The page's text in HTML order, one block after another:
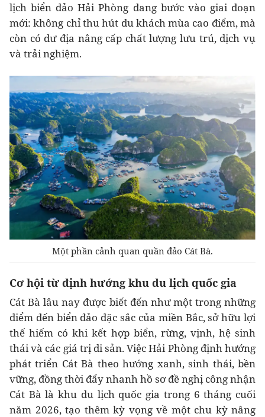
lịch biển đảo Hải Phòng đang bước vào giai đoạn
mới: không chỉ thu hút du khách mùa cao điểm, mà
còn có dư địa nâng cấp chất lượng lưu trú, dịch vụ
và trải nghiệm.
Một phần cảnh quan quần đảo Cát Bà.
Cơ hội từ định hướng khu du lịch quốc gia
Cát Bà lâu nay được biết đến như một trong những
điểm đến biển đảo đặc sắc của miền Bắc, sở hữu lợi
thế hiếm có khi kết hợp biển, rừng, vịnh, hệ sinh
thái và các giá trị di sản. Việc Hải Phòng định hướng
phát triển Cát Bà theo hướng xanh, sinh thái, bền
vững, đồng thời đẩy nhanh hồ sơ đề nghị công nhận
Cát Bà là khu du lịch quốc gia trong 6 tháng cuối
năm 2026, tạo thêm kỳ vọng về một chu kỳ nâng